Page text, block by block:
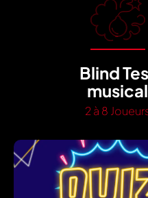
Blind
musical
2 à 8